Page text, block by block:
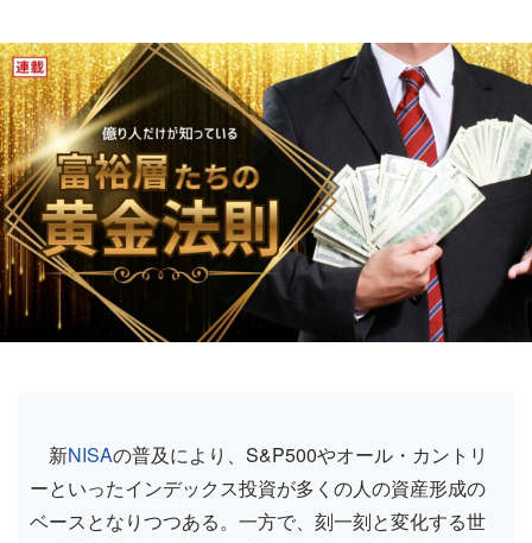
新NISAの普及により、S&P500やオール・カントリ
ーといったインデックス投資が多くの人の資産形成の
ベースとなりつつある。一方で、刻一刻と変化する世